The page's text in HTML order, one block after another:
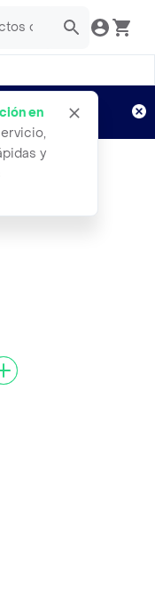
en
y
Aplican TyC